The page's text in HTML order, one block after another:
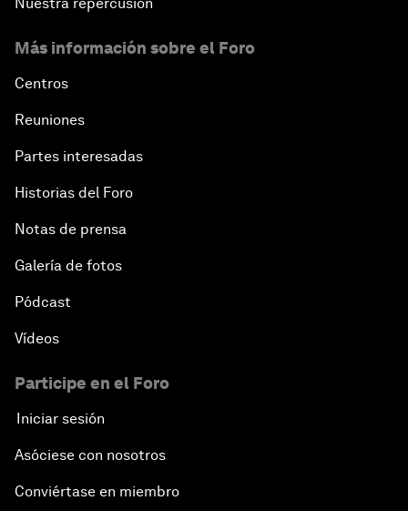
Más información sobre el Foro
Centros
Reuniones
Partes interesadas
Historias del Foro
Notas de prensa
Galería de fotos
Pódcast
Vídeos
Participe en el Foro
Iniciar sesión
Asóciese con nosotros
Conviértase en miembro